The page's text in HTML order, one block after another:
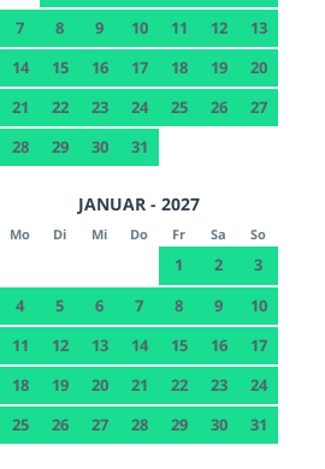
7
8 9 10 11 12
13
14
15 16 17 18 19
20
21
22 23 24 25 26
27
28
29 30 31
JANUAR - 2027
Mo Di Mi Do Fr Sa So
1 2
3
4
5 6 7 8 9
10
11
12 13 14 15 16
17
18
19 20 21 22 23
24
25
26 27 28 29 30 31